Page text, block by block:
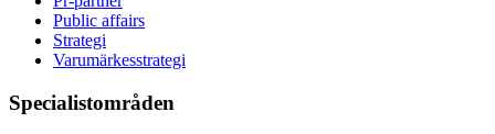
Public affairs
Strategi
Varumärkesstrategi
Specialistområden